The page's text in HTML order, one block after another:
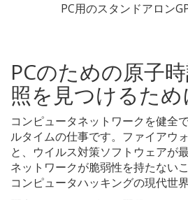
PC用のスタンドアロン
PCのための原子
照を見つけるた
コンピュータネットワークを健全
ルタイムの仕事です。ファイアウ
と、ウイルス対策ソフトウェアが
ネットワークが脆弱性を持たない
コンピュータハッキングの現代世